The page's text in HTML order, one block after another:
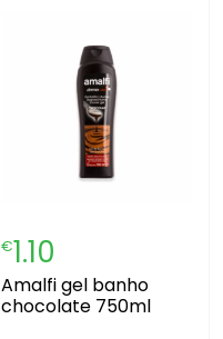
€1.10
amalfi gel banho
chocolate 750ml